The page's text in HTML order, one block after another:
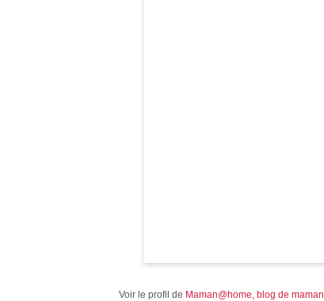
Voir le profil de Maman@home, blog de maman